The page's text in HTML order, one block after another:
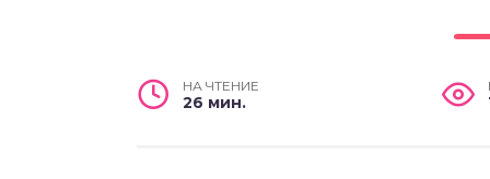
НА ЧТЕНИЕ
26 мин.